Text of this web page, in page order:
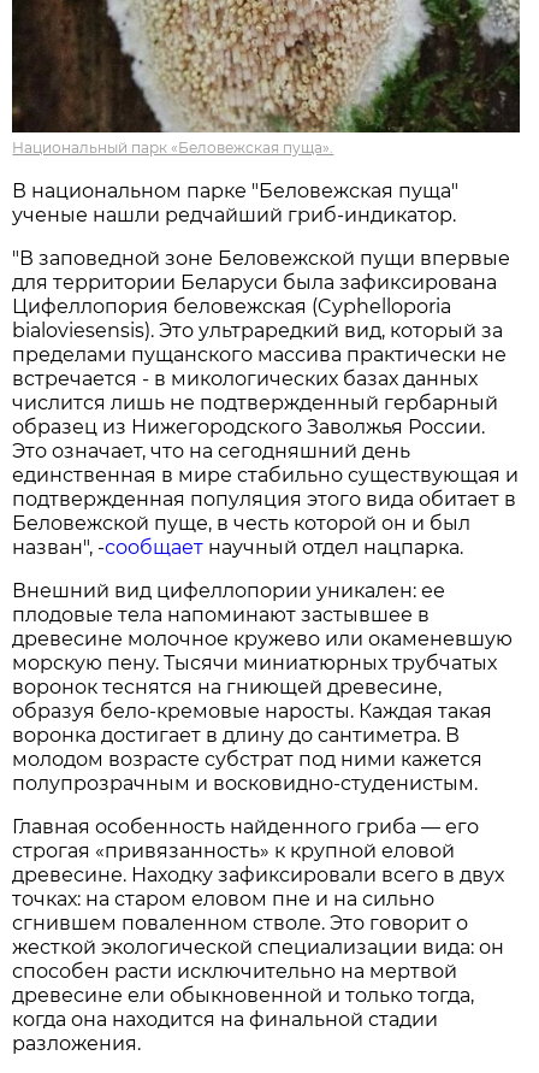
Национальный парк «Беловежская пуща».
В национальном парке "Беловежская пуща"
ученые нашли редчайший гриб-индикатор.
"В заповедной зоне Беловежской пущи впервые
для территории Беларуси была зафиксирована
Цифеллопория беловежская (Cyphelloporia
bialoviesensis). Это ультраредкий вид, который за
пределами пущанского массива практически не
встречается - в микологических базах данных
числится лишь не подтвержденный гербарный
образец из Нижегородского Заволжья России.
Это означает, что на сегодняшний день
единственная в мире стабильно существующая и
подтвержденная популяция этого вида обитает в
Беловежской пуще, в честь которой он и был
назван", -сообщает научный отдел нацпарка.
Внешний вид цифеллопории уникален: ее
плодовые тела напоминают застывшее в
древесине молочное кружево или окаменевшую
морскую пену. Тысячи миниатюрных трубчатых
воронок теснятся на гниющей древесине,
образуя бело-кремовые наросты. Каждая такая
воронка достигает в длину до сантиметра. В
молодом возрасте субстрат под ними кажется
полупрозрачным и восковидно-студенистым.
Главная особенность найденного гриба — его
строгая «привязанность» к крупной еловой
древесине. Находку зафиксировали всего в двух
точках: на старом еловом пне и на сильно
сгнившем поваленном стволе. Это говорит о
жесткой экологической специализации вида: он
способен расти исключительно на мертвой
древесине ели обыкновенной и только тогда,
когда она находится на финальной стадии
разложения.